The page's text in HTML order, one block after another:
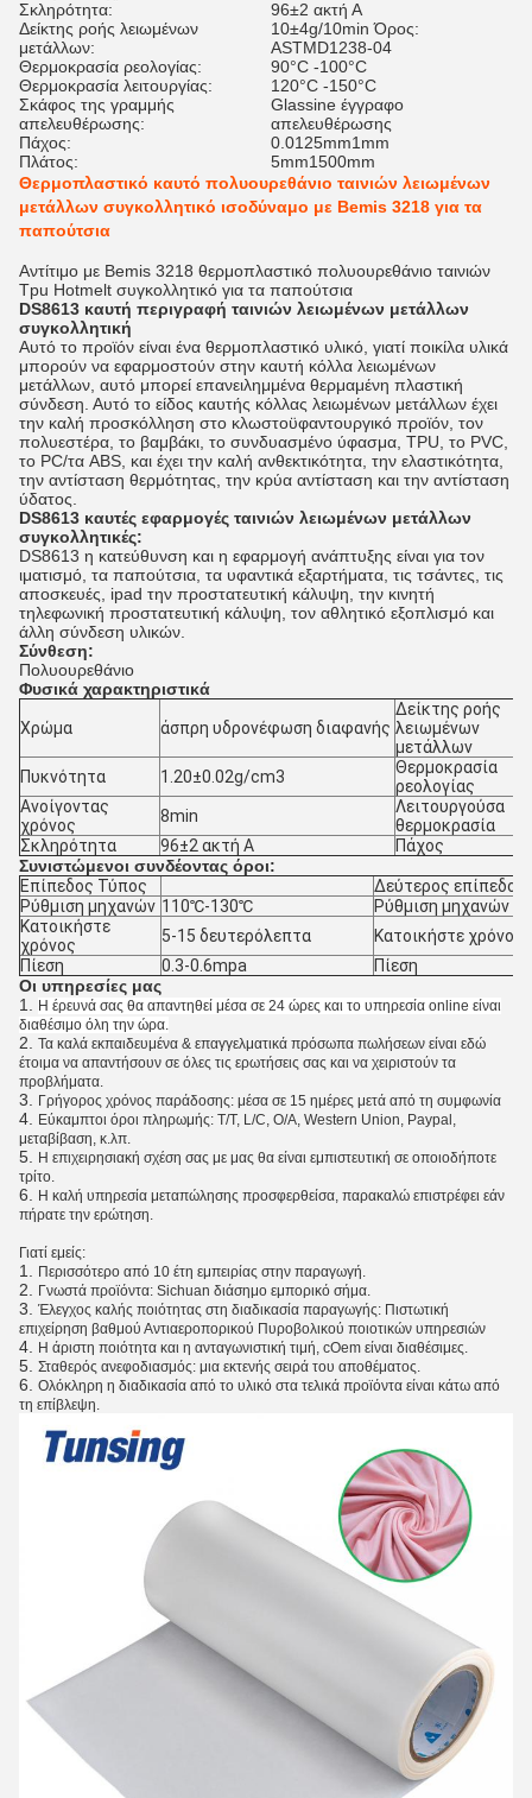
Σκληρότητα:
96±2 ακτή Α
Δείκτης ροής λειωμένων
μετάλλων:
10±4g/10min Όρος:
ASTMD1238-04
Θερμοκρασία ρεολογίας:
90°C -100°C
Θερμοκρασία λειτουργίας:
120°C -150°C
Σκάφος της γραμμής
απελευθέρωσης:
Glassine έγγραφο
απελευθέρωσης
Πάχος:
0.0125mm1mm
Πλάτος:
5mm1500mm
Θερμοπλαστικό καυτό πολυουρεθάνιο ταινιών λειωμένων
μετάλλων συγκολλητικό ισοδύναμο με Bemis 3218 για τα
παπούτσια
Αντίτιμο με Bemis 3218 θερμοπλαστικό πολυουρεθάνιο ταινιών
Tpu Hotmelt συγκολλητικό για τα παπούτσια
DS8613 καυτή περιγραφή ταινιών λειωμένων μετάλλων
συγκολλητική
Αυτό το προϊόν είναι ένα θερμοπλαστικό υλικό, γιατί ποικίλα υλικά
μπορούν να εφαρμοστούν στην καυτή κόλλα λειωμένων
μετάλλων, αυτό μπορεί επανειλημμένα θερμαμένη πλαστική
σύνδεση. Αυτό το είδος καυτής κόλλας λειωμένων μετάλλων έχει
την καλή προσκόλληση στο κλωστοϋφαντουργικό προϊόν, τον
πολυεστέρα, το βαμβάκι, το συνδυασμένο ύφασμα, TPU, το PVC,
το PC/τα ABS, και έχει την καλή ανθεκτικότητα, την ελαστικότητα,
την αντίσταση θερμότητας, την κρύα αντίσταση και την αντίσταση
ύδατος.
DS8613 καυτές εφαρμογές ταινιών λειωμένων μετάλλων
συγκολλητικές:
DS8613 η κατεύθυνση και η εφαρμογή ανάπτυξης είναι για τον
ιματισμό, τα παπούτσια, τα υφαντικά εξαρτήματα, τις τσάντες, τις
αποσκευές, ipad την προστατευτική κάλυψη, την κινητή
τηλεφωνική προστατευτική κάλυψη, τον αθλητικό εξοπλισμό και
άλλη σύνδεση υλικών.
Σύνθεση:
Πολυουρεθάνιο
Φυσικά χαρακτηριστικά
Χρώμα άσπρη υδρονέφωση διαφανής
Δείκτης ροής
λειωμένων
μετάλλων
Πυκνότητα
1.20±0.02g/cm3
Θερμοκρασία
ρεολογίας
Ανοίγοντας
χρόνος
8min
Λειτουργούσα
θερμοκρασία
Σκληρότητα
96±2 ακτή Α
Πάχος
Συνιστώμενοι συνδέοντας όροι:
Επίπεδος Τύπος
Δεύτερος
Ρύθμιση μηχανών 110℃-130℃
Ρύθμιση μηχανών
Κατοικήστε
χρόνος
5-15 δευτερόλεπτα
Κατοικήστε χρόνος
Πίεση
0.3-0.6mpa
Πίεση
Οι υπηρεσίες μας
1.
Η έρευνά σας θα απαντηθεί μέσα σε 24 ώρες και το υπηρεσία online είναι
διαθέσιμο όλη την ώρα.
2. Τα καλά εκπαιδευμένα & επαγγελματικά πρόσωπα πωλήσεων είναι εδώ
έτοιμα να απαντήσουν σε όλες τις ερωτήσεις σας και να χειριστούν τα
προβλήματα.
3. Γρήγορος χρόνος παράδοσης: μέσα σε 15 ημέρες μετά από τη συμφωνία
4.
Εύκαμπτοι όροι πληρωμής: T/T, L/C, O/A, Western Union, Paypal,
μεταβίβαση, κ.λπ.
5.
Η επιχειρησιακή σχέση σας με μας θα είναι εμπιστευτική σε οποιοδήποτε
τρίτο.
6.
Η καλή υπηρεσία μεταπώλησης προσφερθείσα, παρακαλώ επιστρέφει εάν
πήρατε την ερώτηση.
Γιατί εμείς:
1. Περισσότερο από 10 έτη εμπειρίας στην παραγωγή.
2. Γνωστά προϊόντα: Sichuan διάσημο εμπορικό σήμα.
3. Έλεγχος καλής ποιότητας στη διαδικασία παραγωγής: Πιστωτική
επιχείρηση βαθμού Αντιαεροπορικού Πυροβολικού ποιοτικών υπηρεσιών
4. Η άριστη ποιότητα και η ανταγωνιστική τιμή, cOem είναι διαθέσιμες.
5. Σταθερός ανεφοδιασμός: μια εκτενής σειρά του αποθέματος.
6. Ολόκληρη η διαδικασία από το υλικό στα τελικά προϊόντα είναι κάτω από
τη επίβλεψη.